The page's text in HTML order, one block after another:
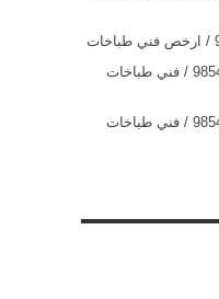
فني طباخات السالمي / 98548488 / فني طباخات
فني طباخات السالمية / 98548488 / فني طباخات